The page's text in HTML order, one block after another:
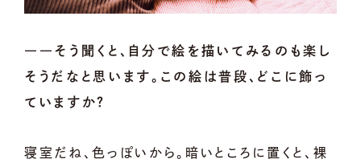
――そう聞くと、自分で絵を描いてみるのも楽し
そうだなと思います。この絵は普段、どこに飾っ
ていますか？
寝室だね、色っぽいから。暗いところに置くと、裸